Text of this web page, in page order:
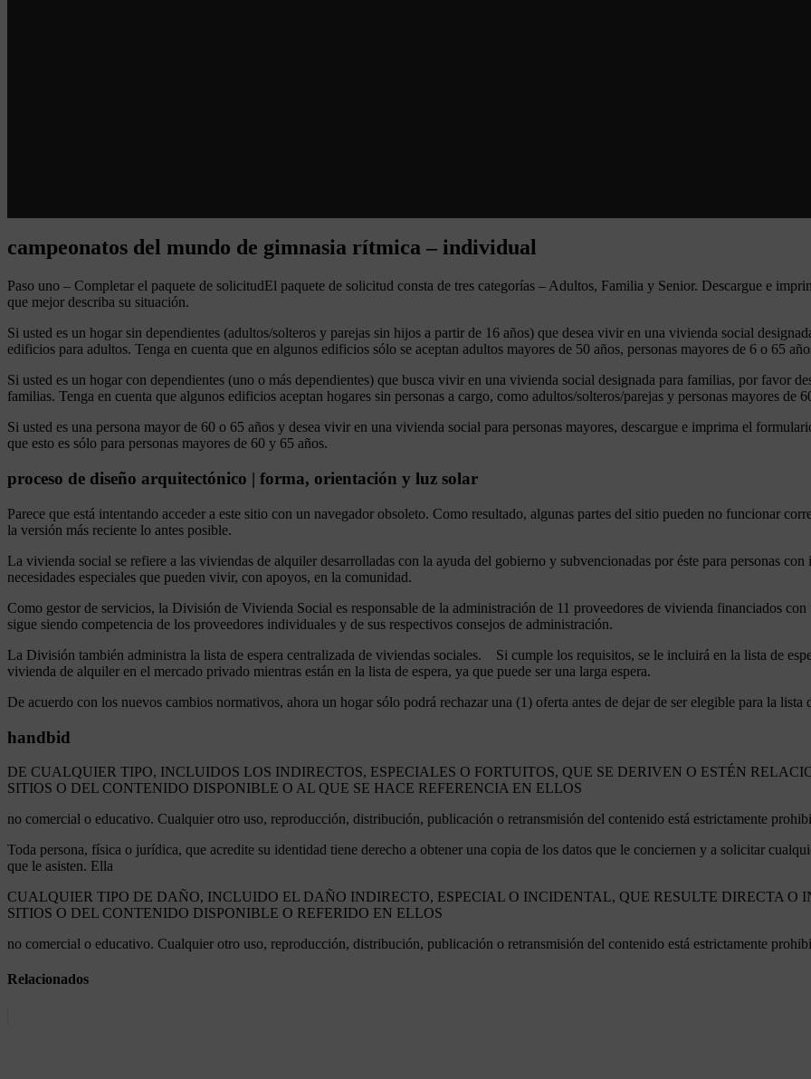
campeonatos del mundo de gimnasia rítmica – individual
Paso uno – Completar el paquete de solicitudEl paquete de solicitud consta de tres categorías – Adultos, Familia y Senior. Descargue e
que mejor describa su situación.
Si usted es un hogar sin dependientes (adultos/solteros y parejas sin hijos a partir de 16 años) que desea vivir en una vivienda social
edificios para adultos. Tenga en cuenta que en algunos edificios sólo se aceptan adultos mayores de 50 años, personas mayores de 6 o 65
Si usted es un hogar con dependientes (uno o más dependientes) que busca vivir en una vivienda social designada para familias, por favor
familias. Tenga en cuenta que algunos edificios aceptan hogares sin personas a cargo, como adultos/solteros/parejas y personas mayores de
Si usted es una persona mayor de 60 o 65 años y desea vivir en una vivienda social para personas mayores, descargue e imprima el
que esto es sólo para personas mayores de 60 y 65 años.
proceso de diseño arquitectónico | forma, orientación y luz solar
Parece que está intentando acceder a este sitio con un navegador obsoleto. Como resultado, algunas partes del sitio pueden no funcionar
la versión más reciente lo antes posible.
La vivienda social se refiere a las viviendas de alquiler desarrolladas con la ayuda del gobierno y subvencionadas por éste para personas
necesidades especiales que pueden vivir, con apoyos, en la comunidad.
Como gestor de servicios, la División de Vivienda Social es responsable de la administración de 11 proveedores de vivienda financiados
sigue siendo competencia de los proveedores individuales y de sus respectivos consejos de administración.
La División también administra la lista de espera centralizada de viviendas sociales. Si cumple los requisitos, se le incluirá en la lista de
vivienda de alquiler en el mercado privado mientras están en la lista de espera, ya que puede ser una larga espera.
De acuerdo con los nuevos cambios normativos, ahora un hogar sólo podrá rechazar una (1) oferta antes de dejar de ser elegible para la
handbid
DE CUALQUIER TIPO, INCLUIDOS LOS INDIRECTOS, ESPECIALES O FORTUITOS, QUE SE DERIVEN O ESTÉN
SITIOS O DEL CONTENIDO DISPONIBLE O AL QUE SE HACE REFERENCIA EN ELLOS
no comercial o educativo. Cualquier otro uso, reproducción, distribución, publicación o retransmisión del contenido está estrictamente
Toda persona, física o jurídica, que acredite su identidad tiene derecho a obtener una copia de los datos que le conciernen y a solicitar
que le asisten. Ella
CUALQUIER TIPO DE DAÑO, INCLUIDO EL DAÑO INDIRECTO, ESPECIAL O INCIDENTAL, QUE RESULTE DIRECTA O
SITIOS O DEL CONTENIDO DISPONIBLE O REFERIDO EN ELLOS
no comercial o educativo. Cualquier otro uso, reproducción, distribución, publicación o retransmisión del contenido está estrictamente
Relacionados